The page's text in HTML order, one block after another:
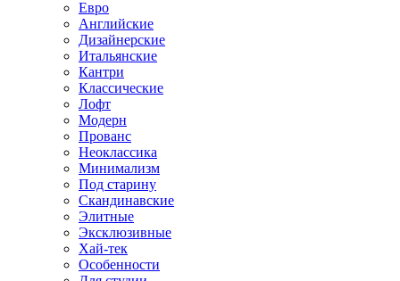
Евро
Английские
Дизайнерские
Итальянские
Кантри
Классические
Лофт
Модерн
Прованс
Неоклассика
Минимализм
Под старину
Скандинавские
Элитные
Эксклюзивные
Хай-тек
Особенности